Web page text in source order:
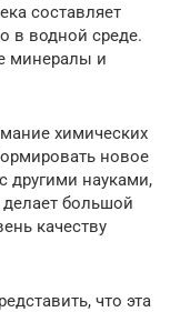
составляет
в водной среде.
минералы и
химических
новое
другими науками,
большой
качеству
что эта